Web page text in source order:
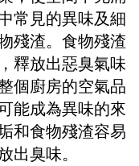
常見的異味及細
殘渣。食物殘渣
釋放出惡臭氣味
個廚房的空氣品
能成為異味的來
和食物殘渣容易
出臭味。